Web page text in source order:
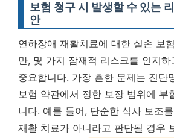
보험 청구 시 발생할 수 있는
안
연하장애 재활치료에 대한 실손 보
만, 몇 가지 잠재적 리스크를 인지하
중요합니다. 가장 흔한 문제는 진단
보험 약관에서 정한 보장 범위에 부
니다. 예를 들어, 단순한 식사 보조
재활 치료가 아니라고 판단될 경우